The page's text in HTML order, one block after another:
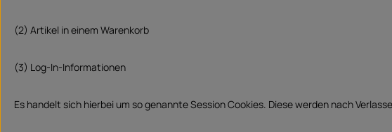
(2) Artikel in einem Warenkorb
(3) Log-In-Informationen
Es handelt sich hierbei um so genannte Session Cookies. Diese werden nach